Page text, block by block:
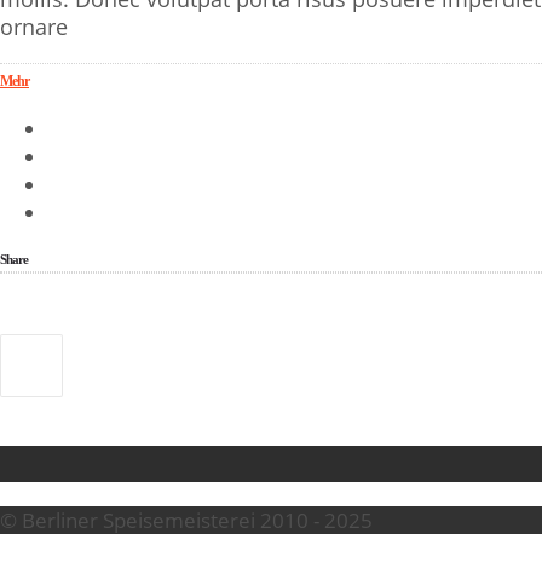
ornare
Mehr
Share
© Berliner Speisemeisterei 2010 - 2025